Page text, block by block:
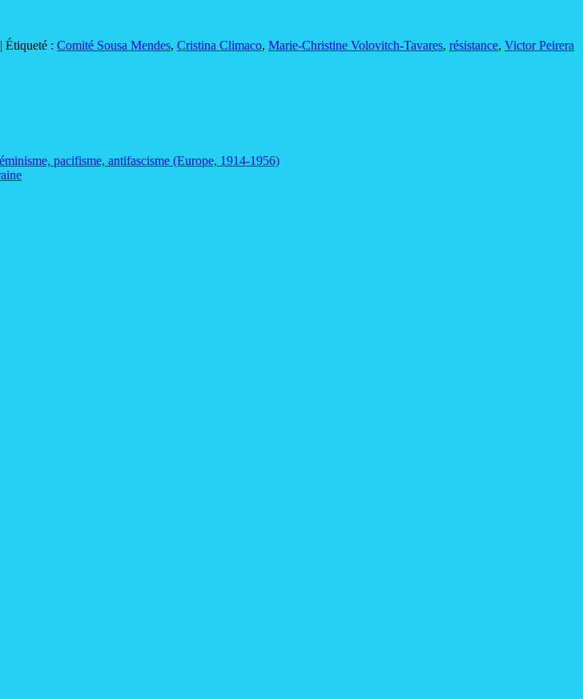
| Étiqueté : Comité Sousa Mendes, Cristina Climaco, Marie-Christine Volovitch-Tavares, résistance, Victor Peirera
pacifisme, antifascisme (Europe, 1914-1956)